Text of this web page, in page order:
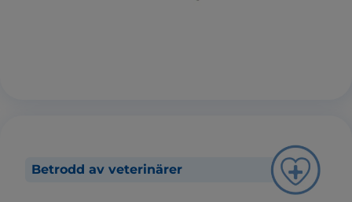
Betrodd av veterinärer